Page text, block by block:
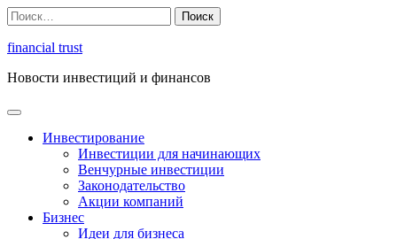
Перейти
к
содержимому
Найти:
financial trust
Новости инвестиций и финансов
Инвестирование
Инвестиции для начинающих
Венчурные инвестиции
Законодательство
Акции компаний
Бизнес
Идеи для бизнеса